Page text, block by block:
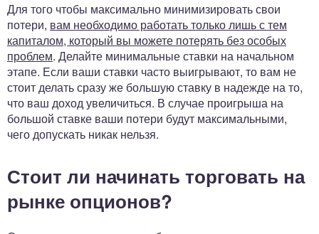
Для того чтобы максимально минимизировать свои
потери, вам необходимо работать только лишь с тем
капиталом, который вы можете потерять без особых
проблем. Делайте минимальные ставки на начальном
этапе. Если ваши ставки часто выигрывают, то вам не
стоит делать сразу же большую ставку в надежде на то,
что ваш доход увеличиться. В случае проигрыша на
большой ставке ваши потери будут максимальными,
чего допускать никак нельзя.
Стоит ли начинать торговать на
рынке опционов?